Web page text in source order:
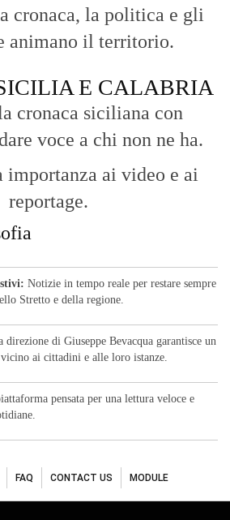
cronaca, la politica e gli
animano il territorio.
E CALABRIA
cronaca siciliana con
voce a chi non ne ha.
importanza ai video e ai
reportage.
Notizie in tempo reale per restare sempre
Stretto e della regione.
direzione di Giuseppe Bevacqua garantisce un
ai cittadini e alle loro istanze.
pensata per una lettura veloce e
FAQ CONTACT US MODULE